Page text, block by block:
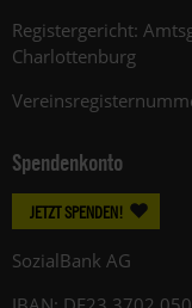
Registergericht:
Charlottenburg
Spendenkonto
JETZT SPENDEN!
SozialBank AG